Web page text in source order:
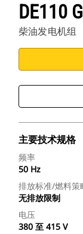
DE110
柴油发电机组
主要技术规格
频率
50 Hz
排放标准/燃料策
无排放限制
电压
380 至 415 V